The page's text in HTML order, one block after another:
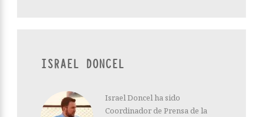
ISRAEL DONCEL
Israel Doncel ha sido
Coordinador de Prensa de la